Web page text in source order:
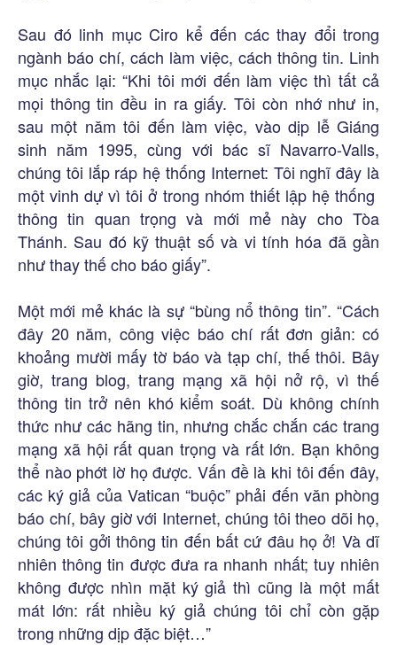
Sau đó linh mục Ciro kể đến các thay đổi trong
ngành báo chí, cách làm việc, cách thông tin. Linh
mục nhắc lại: “Khi tôi mới đến làm việc thì tất cả
mọi thông tin đều in ra giấy. Tôi còn nhớ như in,
sau một năm tôi đến làm việc, vào dịp lễ Giáng
sinh năm 1995, cùng với bác sĩ Navarro-Valls,
chúng tôi lắp ráp hệ thống Internet: Tôi nghĩ đây là
một vinh dự vì tôi ở trong nhóm thiết lập hệ thống
thông tin quan trọng và mới mẻ này cho Tòa
Thánh. Sau đó kỹ thuật số và vi tính hóa đã gần
như thay thế cho báo giấy”.
Một mới mẻ khác là sự “bùng nổ thông tin”. “Cách
đây 20 năm, công việc báo chí rất đơn giản: có
khoảng mười mấy tờ báo và tạp chí, thế thôi. Bây
giờ, trang blog, trang mạng xã hội nở rộ, vì thế
thông tin trở nên khó kiểm soát. Dù không chính
thức như các hãng tin, nhưng chắc chắn các trang
mạng xã hội rất quan trọng và rất lớn. Bạn không
thể nào phớt lờ họ được. Vấn đề là khi tôi đến đây,
các ký giả của Vatican “buộc” phải đến văn phòng
báo chí, bây giờ với Internet, chúng tôi theo dõi họ,
chúng tôi gởi thông tin đến bất cứ đâu họ ở! Và dĩ
nhiên thông tin được đưa ra nhanh nhất; tuy nhiên
không được nhìn mặt ký giả thì cũng là một mất
mát lớn: rất nhiều ký giả chúng tôi chỉ còn gặp
trong những dịp đặc biệt…”